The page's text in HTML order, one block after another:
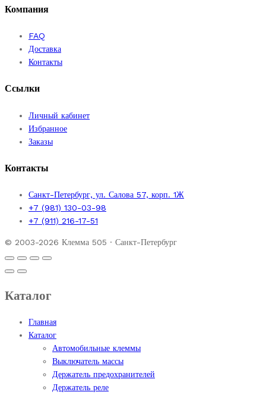
Компания
FAQ
Доставка
Контакты
Ссылки
Личный кабинет
Избранное
Заказы
Контакты
Санкт-Петербург, ул. Салова 57, корп. 1Ж
+7 (981) 130-03-98
+7 (911) 216-17-51
© 2003-2026 Клемма 505 · Санкт-Петербург
Каталог
Главная
Каталог
Автомобильные клеммы
Выключатель массы
Держатель предохранителей
Держатель реле